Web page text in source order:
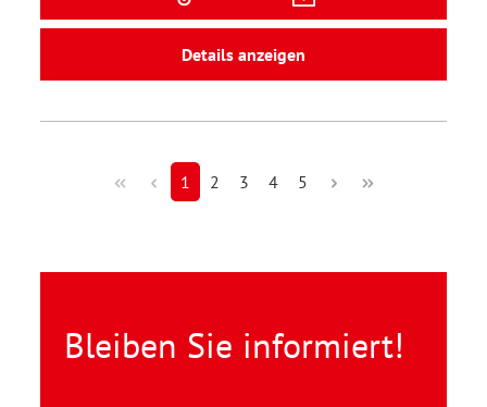
Details anzeigen
1 2 3 4 5
Bleiben Sie informiert!